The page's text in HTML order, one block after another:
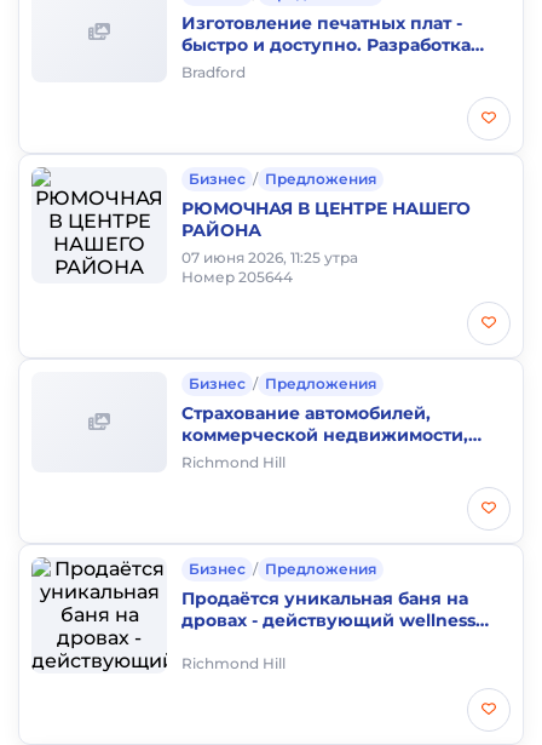
Изготовление печатных плат -
быстро и доступно. Разработка
элетроники, автоматики,
Bradford
Бизнес / Предложения
РЮМОЧНАЯ В ЦЕНТРЕ НАШЕГО
РАЙОНА
07 июня 2026, 11:25 утра
Номер 205644
Бизнес / Предложения
Страхование автомобилей,
коммерческой недвижимости,
имущества, гражданской
Richmond Hill
Бизнес / Предложения
Продаётся уникальная баня на
дровах - действующий wellness
Richmond Hill